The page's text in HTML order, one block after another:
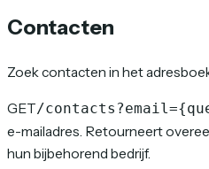
Contacten
Zoek contacten in het
GET/
e-mailadres. Retourneert
hun bijbehorend bedrijf.